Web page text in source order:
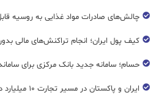
چالش‌های صادرات مواد غذایی به روسیه
کیف پول ایران؛ انجام تراکنش‌های مالی
حسام؛ سامانه جدید بانک مرکزی برای
ایران و پاکستان در مسیر تجارت ۱۰ میلیارد دلاری